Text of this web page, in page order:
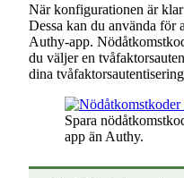
När konfigurationen är
Dessa kan du använda
Authy-app.
du väljer en
dina
Spara
app än Authy.